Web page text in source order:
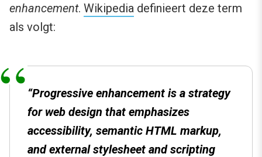
enhancement. Wikipedia definieert deze term
als volgt:
“Progressive enhancement is a strategy
for web design that emphasizes
accessibility, semantic HTML markup,
and external stylesheet and scripting